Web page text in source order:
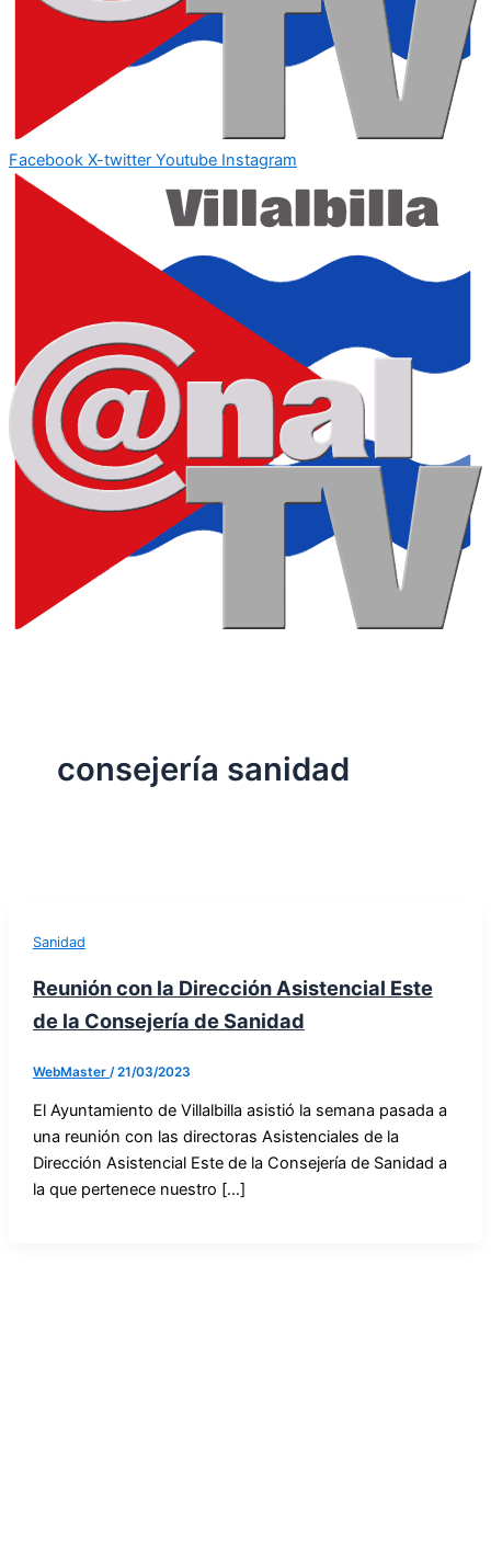
Facebook X-twitter Youtube Instagram
consejería sanidad
Sanidad
Reunión con la Dirección Asistencial Este
de la Consejería de Sanidad
WebMaster /21/03/2023
El Ayuntamiento de Villalbilla asistió la semana pasada a
una reunión con las directoras Asistenciales de la
Dirección Asistencial Este de la Consejería de Sanidad a
la que pertenece nuestro […]